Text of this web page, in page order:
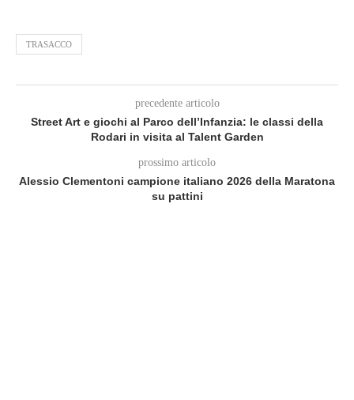
TRASACCO
precedente articolo
Street Art e giochi al Parco dell’Infanzia: le classi della
Rodari in visita al Talent Garden
prossimo articolo
Alessio Clementoni campione italiano 2026 della Maratona
su pattini